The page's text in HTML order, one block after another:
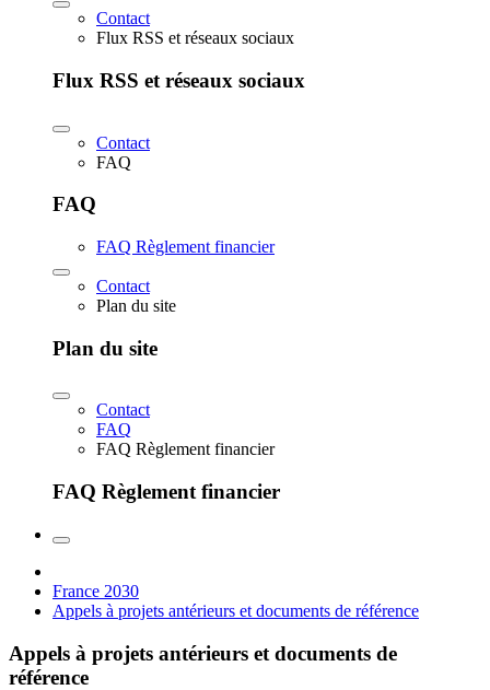
Contact
Flux RSS et réseaux sociaux
Flux RSS et réseaux sociaux
Contact
FAQ
FAQ
FAQ Règlement financier
Contact
Plan du site
Plan du site
Contact
FAQ
FAQ Règlement financier
FAQ Règlement financier
France 2030
Appels à projets antérieurs et documents de référence
Appels à projets antérieurs et documents de
référence